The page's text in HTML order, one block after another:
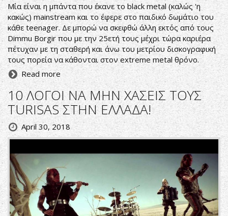
Μία είναι η μπάντα που έκανε το black metal (καλώς 'η
κακώς) mainstream και το έφερε στο παιδικό δωμάτιο του
κάθε teenager. Δε μπορώ να σκεφθώ άλλη εκτός από τους
Dimmu Borgir που με την 25ετή τους μέχρι τώρα καριέρα
πέτυχαν με τη σταθερή και άνω του μετρίου δισκογραφική
τους πορεία να κάθονται στον extreme metal θρόνο.
Read more
10 ΛΟΓΟΙ ΝΑ ΜΗΝ ΧΑΣΕΙΣ ΤΟΥΣ
TURISAS ΣΤΗΝ ΕΛΛΑΔΑ!
April 30, 2018